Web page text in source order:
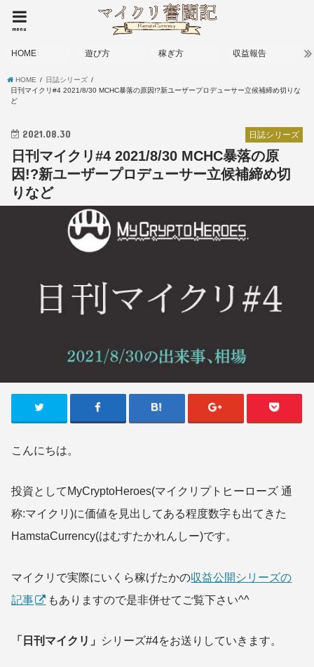
menu
HOME 遊び方 稼ぎ方 収益報告
HOME
日誌シリーズ
日刊マイクリ#4 2021/8/30 MCHC暴落の原因!?新ユーザープロデューサー立候補締め切りな
ど
日誌シリーズ
2021.08.30
日刊マイクリ#4 2021/8/30 MCHC暴落の原
因!?新ユーザープロデューサー立候補締め切
りなど
こんにちは。
投資としてMyCryptoHeroes(マイクリプトヒーローズ 通
称:マイクリ)に価値を見出してある程度数字も出てきた
HamstaCurrency(はむすたかれんしー)です。
マイクリで実際にいくら稼げたかの収益公開シリーズの
記事
もありますので是非併せてご覧下さい^^
「日刊マイクリ」 シリーズ#4をお送りしていきます。